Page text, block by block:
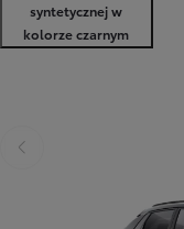
syntetycznej w
kolorze czarnym
Poprzedni